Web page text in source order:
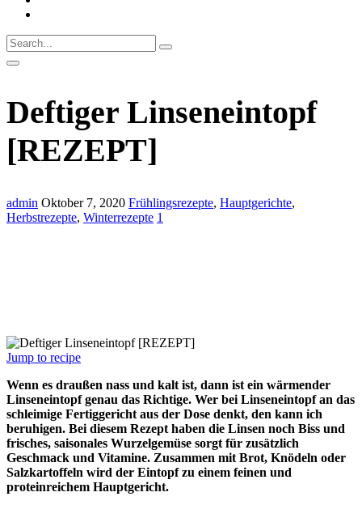
Deftiger Linseneintopf
[REZEPT]
admin Oktober 7, 2020 Frühlingsrezepte, Hauptgerichte,
Herbstrezepte, Winterrezepte 1
Jump to recipe
Wenn es draußen nass und kalt ist, dann ist ein wärmender
Linseneintopf genau das Richtige. Wer bei Linseneintopf an das
schleimige Fertiggericht aus der Dose denkt, den kann ich
beruhigen. Bei diesem Rezept haben die Linsen noch Biss und
frisches, saisonales Wurzelgemüse sorgt für zusätzlich
Geschmack und Vitamine. Zusammen mit Brot, Knödeln oder
Salzkartoffeln wird der Eintopf zu einem feinen und
proteinreichem Hauptgericht.